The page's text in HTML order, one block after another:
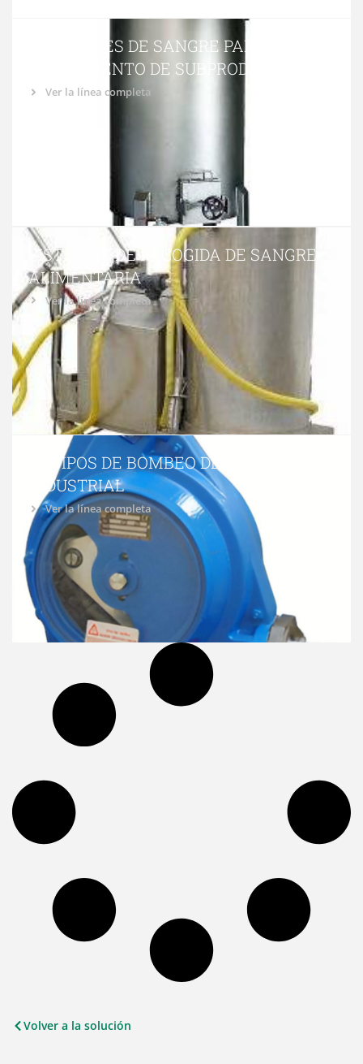
COCEDORES DE SANGRE PARA
TRATAMIENTO DE SUBPRODUCTOS
Ver la línea completa
SISTEMAS DE RECOGIDA DE SANGRE
ALIMENTARIA
Ver la línea completa
EQUIPOS DE BOMBEO DE SANGRE
INDUSTRIAL
Ver la línea completa
Volver a la solución